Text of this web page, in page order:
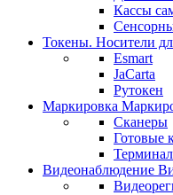
Кассы
Токены. Носители
Esmart
JaCarta
Рутокен
Маркировка
Сканеры
Готовые
Видеонаблюдение